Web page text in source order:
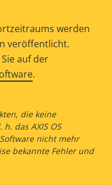
werden
veröffentlicht.
auf der
.
die keine
das AXIS OS
nicht mehr
bekannte Fehler und